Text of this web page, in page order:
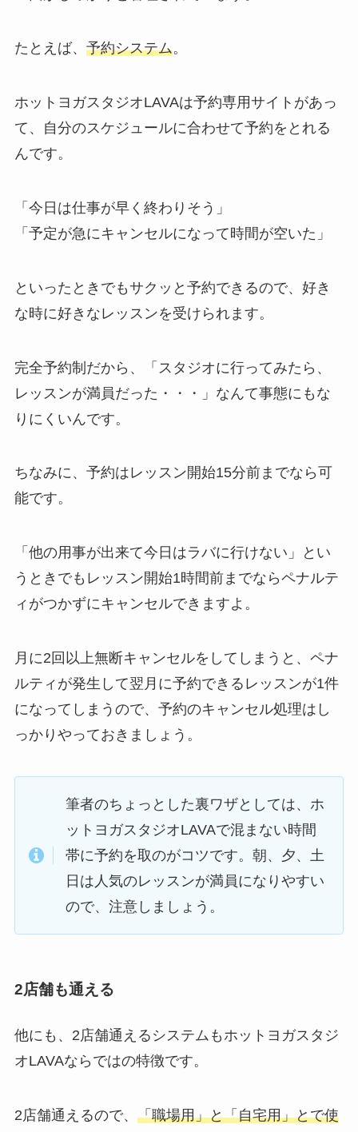
たとえば、 予約システム。
ホットヨガスタジオLAVAは予約専用サイトがあっ
て、自分のスケジュールに合わせて予約をとれる
んです。
「今日は仕事が早く終わりそう」
「予定が急にキャンセルになって時間が空いた」
といったときでもサクッと予約できるので、好き
な時に好きなレッスンを受けられます。
完全予約制だから、
「スタジオに行ってみたら、
レッスンが満員だった・・・」 なんて事態にもな
りにくいんです。
ちなみに、予約はレッスン開始15分前までなら可
能です。
「他の用事が出来て今日はラバに行けない」
とい
うときでもレッスン開始1時間前までならペナルテ
ィがつかずにキャンセルできますよ。
月に2回以上無断キャンセルをしてしまうと、ペナ
ルティが発生して翌月に予約できるレッスンが1件
になってしまうので、予約のキャンセル処理はし
っかりやっておきましょう。
筆者のちょっとした裏ワザとしては、ホ
ットヨガスタジオLAVAで混まない時間
帯に予約を取のがコツです。朝、夕、土
日は人気のレッスンが満員になりやすい
ので、注意しましょう。
2店舗も通える
他にも、2店舗通えるシステムもホットヨガスタジ
オLAVAならではの特徴です。
2店舗通えるので、 「職場用」と「自宅用」とで使